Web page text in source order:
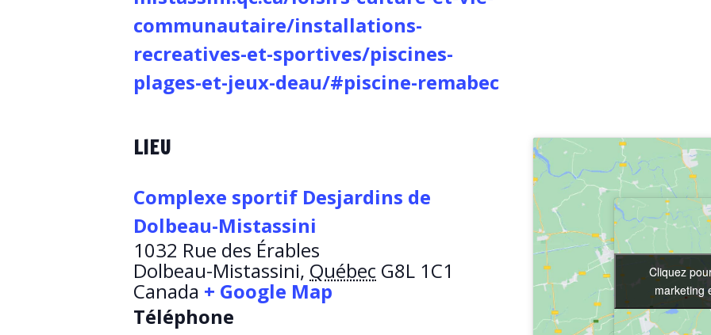
communautaire/installations-
recreatives-et-sportives/piscines-
plages-et-jeux-deau/#piscine-remabec
LIEU
Complexe sportif Desjardins de
Dolbeau-Mistassini
1032 Rue des Érables
Dolbeau-Mistassini, Québec G8L 1C1
Canada + Google Map
Téléphone
Cliquez
marketing
Cliquez
marketing